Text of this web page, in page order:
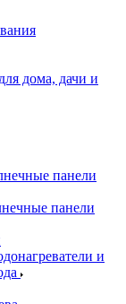
дома, дачи и
панели
панели
и